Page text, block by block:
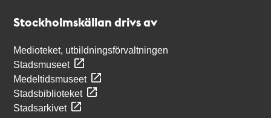
Stockholmskällan drivs av
Medioteket, utbildningsförvaltningen
Stadsmuseet
Medeltidsmuseet
Stadsbiblioteket
Stadsarkivet